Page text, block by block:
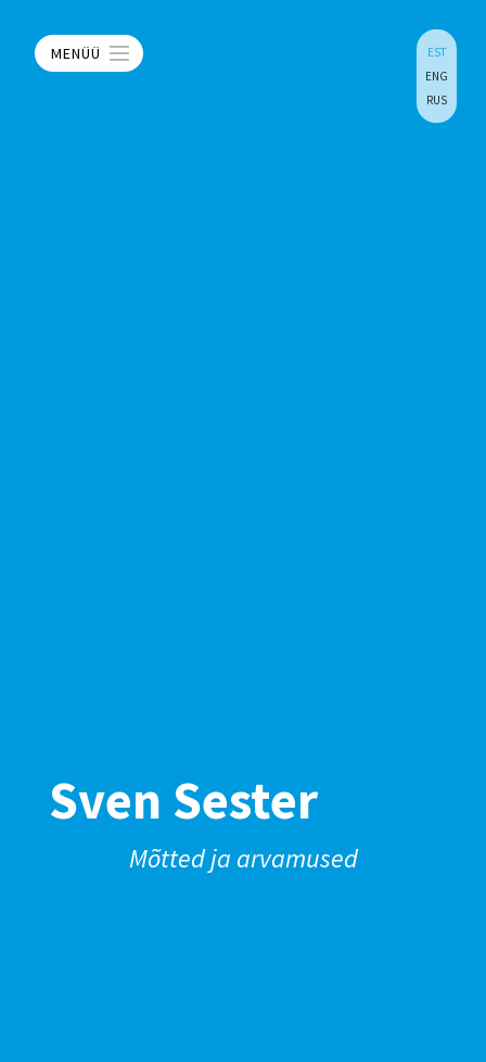
MENÜÜ
EST
ENG
RUS
Sven Sester
Mõtted ja arvamused